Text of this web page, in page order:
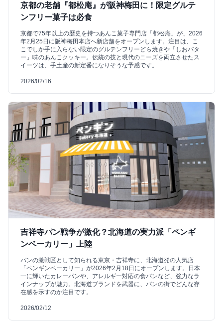
京都の老舗『都松庵』が阪神梅田に！限定グルテ
ンフリー菓子は必食
京都で75年以上の歴史を持つあんこ菓子専門店「都松庵」が、2026
年2月25日に阪神梅田本店へ新店舗をオープンします。注目は、こ
こでしか手に入らない限定のグルテンフリーどら焼きや「しおバタ
ー」味のあんこクッキー。伝統の技と現代のニーズを両立させたス
イーツは、手土産の新定番になりそうな予感です。
2026/02/16
吉祥寺パン戦争が激化？北海道の実力派「ペンギ
ンベーカリー」上陸
パンの激戦区として知られる東京・吉祥寺に、北海道発の人気店
「ペンギンベーカリー」が2026年2月18日にオープンします。日本
一に輝いたカレーパンや、アレルギー対応の食パンなど、強力なラ
インナップが魅力。北海道ブランドを武器に、パンの街でどんな存
在感を示すのか注目です。
2026/02/12